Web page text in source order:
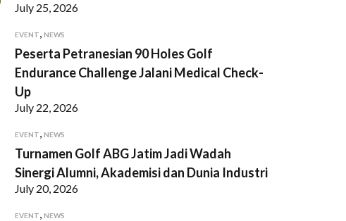
July 25, 2026
EVENT, NEWS
Peserta Petranesian 90 Holes Golf
Endurance Challenge Jalani Medical Check-
Up
July 22, 2026
EVENT, NEWS
Turnamen Golf ABG Jatim Jadi Wadah
Sinergi Alumni, Akademisi dan Dunia Industri
July 20, 2026
EVENT, NEWS